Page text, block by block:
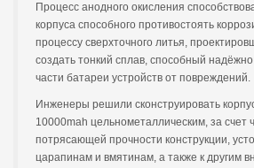
Процесс анодного окисления
корпуса способного противостоять
процессу сверхточного литья,
создать тонкий сплав, способный
части батареи устройств от повреждений.
Инженеры решили сконструировать
10000mah цельнометаллическим, за счет
потрясающей прочности конструкции,
царапинам и вмятинам, а также к другим